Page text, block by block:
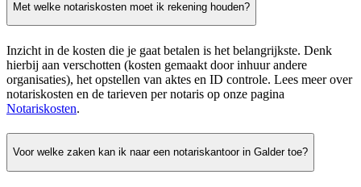
Met welke notariskosten moet ik rekening houden?
Inzicht in de kosten die je gaat betalen is het belangrijkste. Denk
hierbij aan verschotten (kosten gemaakt door inhuur andere
organisaties), het opstellen van aktes en ID controle. Lees meer over
notariskosten en de tarieven per notaris op onze pagina
Notariskosten.
Voor welke zaken kan ik naar een notariskantoor in Galder toe?